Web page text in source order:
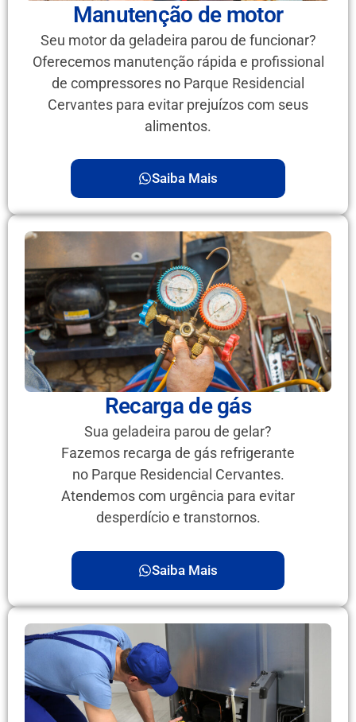
Manutenção de motor
Seu motor da geladeira parou de funcionar?
Oferecemos manutenção rápida e profissional
de compressores no Parque Residencial
Cervantes para evitar prejuízos com seus
alimentos.
Saiba Mais
Recarga de gás
Sua geladeira parou de gelar?
Fazemos recarga de gás refrigerante
no Parque Residencial Cervantes.
Atendemos com urgência para evitar
desperdício e transtornos.
Saiba Mais